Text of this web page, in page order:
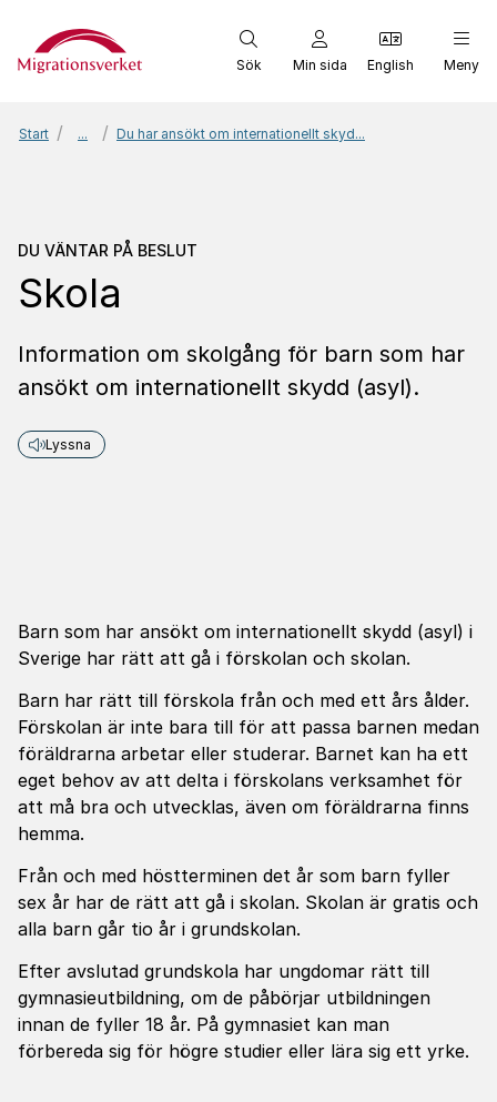
Start
Sök Min sida English Meny
Start ... Du har ansökt om internationellt skyd...
Du väntar på beslut
DU VÄNTAR PÅ BESLUT
Skola
Information om skolgång för barn som har
ansökt om internationellt skydd (asyl).
Lyssna
Barn som har ansökt om internationellt skydd (asyl) i
Sverige har rätt att gå i förskolan och skolan.
Barn har rätt till förskola från och med ett års ålder.
Förskolan är inte bara till för att passa barnen medan
föräldrarna arbetar eller studerar. Barnet kan ha ett
eget behov av att delta i förskolans verksamhet för
att må bra och utvecklas, även om föräldrarna finns
hemma.
Från och med höstterminen det år som barn fyller
sex år har de rätt att gå i skolan. Skolan är gratis och
alla barn går tio år i grundskolan.
Efter avslutad grundskola har ungdomar rätt till
gymnasieutbildning, om de påbörjar utbildningen
innan de fyller 18 år. På gymnasiet kan man
förbereda sig för högre studier eller lära sig ett yrke.